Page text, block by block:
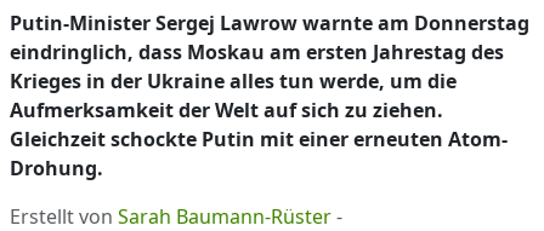
Putin-Minister Sergej Lawrow warnte am Donnerstag
eindringlich, dass Moskau am ersten Jahrestag des
Krieges in der Ukraine alles tun werde, um die
Aufmerksamkeit der Welt auf sich zu ziehen.
Gleichzeit schockte Putin mit einer erneuten Atom-
Drohung.
Erstellt von Sarah Baumann-Rüster-